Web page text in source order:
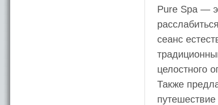
Pure Spa —
сеанс
целостного
Также